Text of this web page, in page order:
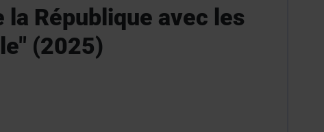
République avec les
(2025)